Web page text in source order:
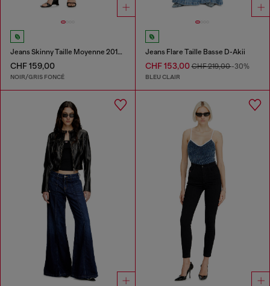
Jeans Skinny Taille Moyenne 2017 Slandy
CHF 159,00
NOIR/GRIS FONCÉ
Jeans Flare Taille Basse D-Akii
CHF 153,00CHF 219,00-30%
BLEU CLAIR